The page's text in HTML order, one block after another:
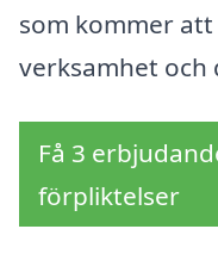
som kommer
verksamhet och
Få 3
förpliktelser